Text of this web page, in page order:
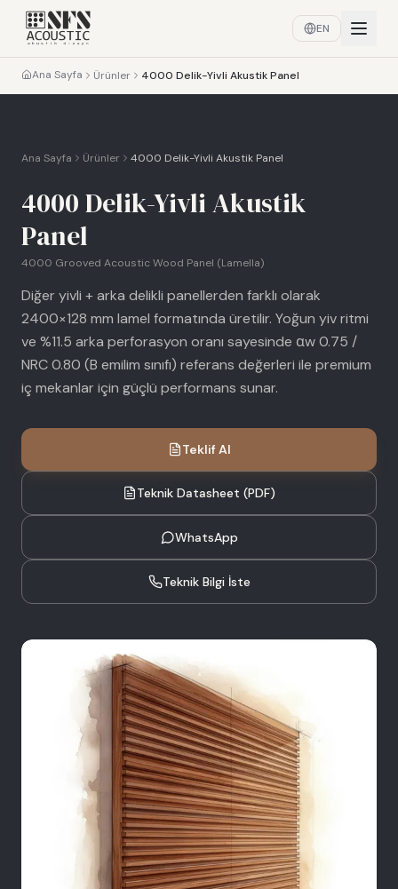
EN
Ana Sayfa Ürünler 4000 Delik-Yivli Akustik Panel
Ana Sayfa Ürünler 4000 Delik-Yivli Akustik Panel
4000 Delik-Yivli Akustik
Panel
4000 Grooved Acoustic Wood Panel (Lamella)
Diğer yivli + arka delikli panellerden farklı olarak
2400×128 mm lamel formatında üretilir. Yoğun yiv ritmi
ve %11.5 arka perforasyon oranı sayesinde αw 0.75 /
NRC 0.80 (B emilim sınıfı) referans değerleri ile premium
iç mekanlar için güçlü performans sunar.
Teklif Al
Teknik Datasheet (PDF)
WhatsApp
Teknik Bilgi İste